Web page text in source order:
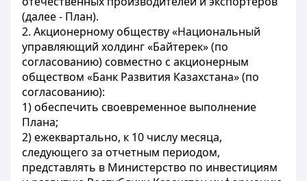
(далее - План).
2. Акционерному обществу «Национальный
управляющий холдинг «Байтерек» (по
согласованию) совместно с акционерным
обществом «Банк Развития Казахстана» (по
согласованию):
1) обеспечить своевременное выполнение
Плана;
2) ежеквартально, к 10 числу месяца,
следующего за отчетным периодом,
представлять в Министерство по инвестициям